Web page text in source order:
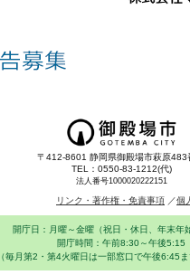
〒412-8601 静岡県御殿場市萩原483
TEL：0550-83-1212(代)
法人番号1000020222151
リンク・著作権・免責事項 個
開庁日：月曜～金曜（祝日・休日、年末年
開庁時間：午前8:30～午後5:15
（毎月第2・第4火曜日は一部窓口で午後6:45